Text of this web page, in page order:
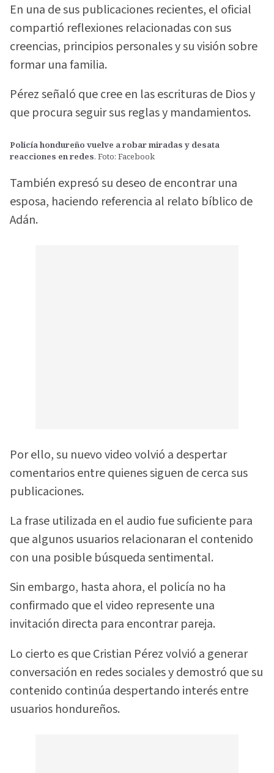
En una de sus publicaciones recientes, el oficial
compartió reflexiones relacionadas con sus
creencias, principios personales y su visión sobre
formar una familia.
Pérez señaló que cree en las escrituras de Dios y
que procura seguir sus reglas y mandamientos.
Policía hondureño vuelve a robar miradas y desata
reacciones en redes. Foto: Facebook
También expresó su deseo de encontrar una
esposa, haciendo referencia al relato bíblico de
Adán.
Por ello, su nuevo video volvió a despertar
comentarios entre quienes siguen de cerca sus
publicaciones.
La frase utilizada en el audio fue suficiente para
que algunos usuarios relacionaran el contenido
con una posible búsqueda sentimental.
Sin embargo, hasta ahora, el policía no ha
confirmado que el video represente una
invitación directa para encontrar pareja.
Lo cierto es que Cristian Pérez volvió a generar
conversación en redes sociales y demostró que su
contenido continúa despertando interés entre
usuarios hondureños.